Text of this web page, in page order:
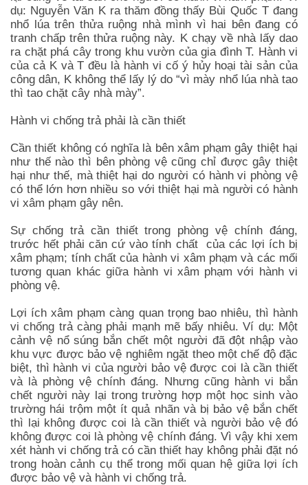
dụ: Nguyễn Văn K ra thăm đồng thấy Bùi Quốc T đang
nhổ lúa trên thửa ruộng nhà mình vì hai bên đang có
tranh chấp trên thửa ruộng này. K chạy về nhà lấy dao
ra chặt phá cây trong khu vườn của gia đình T. Hành vi
của cả K và T đều là hành vi cố ý hủy hoại tài sản của
công dân, K không thể lấy lý do “vì mày nhổ lúa nhà tao
thì tao chặt cây nhà mày”.
Hành vi chống trả phải là cần thiết
Cần thiết không có nghĩa là bên xâm phạm gây thiệt hại
như thế nào thì bên phòng vệ cũng chỉ được gây thiệt
hại như thế, mà thiệt hại do người có hành vi phòng vệ
có thể lớn hơn nhiều so với thiệt hại mà người có hành
vi xâm phạm gây nên.
Sự chống trả cần thiết trong phòng vệ chính đáng,
trước hết phải căn cứ vào tính chất của các lợi ích bị
xâm phạm; tính chất của hành vi xâm phạm và các mối
tương quan khác giữa hành vi xâm phạm với hành vi
phòng vệ.
Lợi ích xâm phạm càng quan trọng bao nhiêu, thì hành
vi chống trả càng phải mạnh mẽ bấy nhiêu. Ví dụ: Một
cảnh vệ nổ súng bắn chết một người đã đột nhập vào
khu vực được bảo vệ nghiêm ngặt theo một chế độ đặc
biệt, thì hành vi của người bảo vệ được coi là cần thiết
và là phòng vệ chính đáng. Nhưng cũng hành vi bắn
chết người này lại trong trường hợp một học sinh vào
trường hái trộm một ít quả nhãn và bị bảo vệ bắn chết
thì lại không được coi là cần thiết và người bảo vệ đó
không được coi là phòng vệ chính đáng. Vì vậy khi xem
xét hành vi chống trả có cần thiết hay không phải đặt nó
trong hoàn cảnh cụ thể trong mối quan hệ giữa lợi ích
được bảo vệ và hành vi chống trả.